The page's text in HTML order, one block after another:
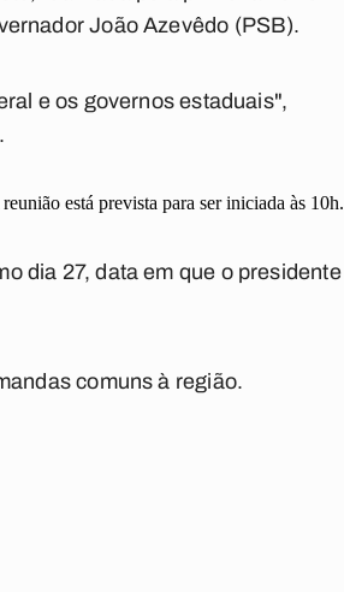
João Azevêdo (PSB).
e os governos estaduais",
está prevista para ser iniciada às 10h.
dia 27, data em que o presidente
comuns à região.